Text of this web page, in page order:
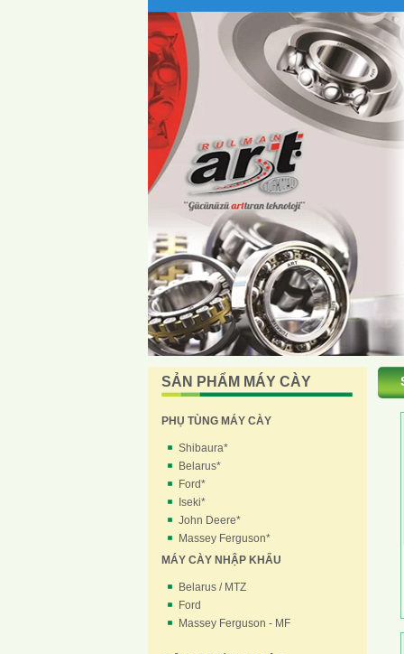
SẢN PHẨM MÁY CÀY
PHỤ TÙNG MÁY CÀY
Shibaura*
Belarus*
Ford*
Iseki*
John Deere*
Massey Ferguson*
MÁY CÀY NHẬP KHẨU
Belarus / MTZ
Ford
Massey Ferguson - MF